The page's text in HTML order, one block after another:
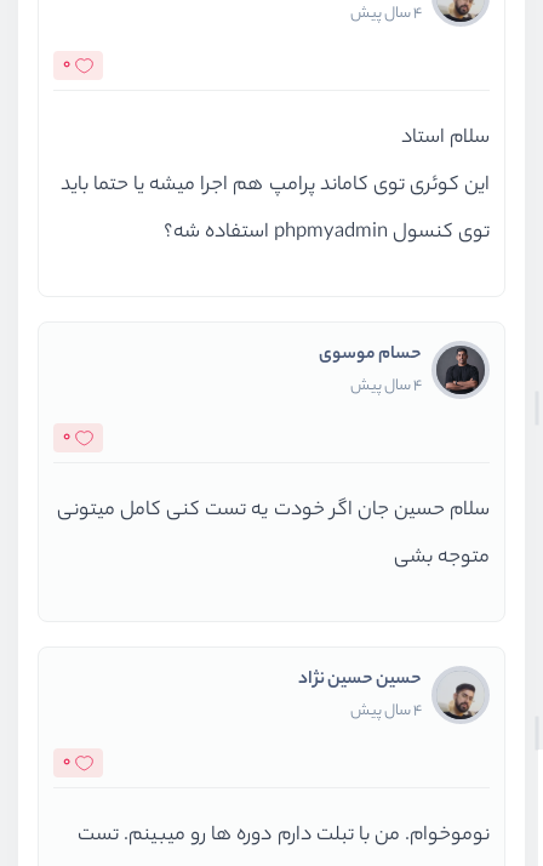
4 سال پیش
0
سلام استاد
این کوئری توی کاماند پرامپ هم اجرا میشه یا حتما باید
توی کنسول phpmyadmin استفاده شه؟
حسام موسوی
4 سال پیش
0
سلام حسین جان اگر خودت یه تست کنی کامل میتونی
متوجه بشی
حسین حسین نژاد
4 سال پیش
0
نوموخوام. من با تبلت دارم دوره ها رو میبینم. تست